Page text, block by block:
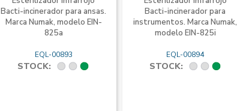
Bacti-incinerador para ansas.
Marca Numak, modelo EIN-
825a
EQL-00893
STOCK:
Bacti-incinerador para
instrumentos. Marca Numak,
modelo EIN-825i
EQL-00894
STOCK: